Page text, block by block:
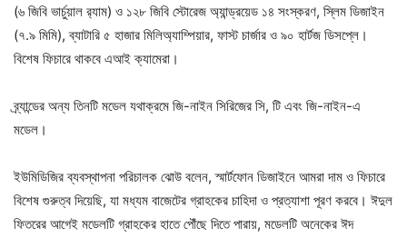
(৬ জিবি ভার্চুয়াল র‌্যাম) ও ১২৮ জিবি স্টোরেজ অ্যান্ড্রয়েড ১৪ সংস্করণ, স্লিম ডিজাইন
(৭.৯ মিমি), ব্যাটারি ৫ হাজার মিলিঅ্যাম্পিয়ার, ফাস্ট চার্জার ও ৯০ হার্টজ ডিসপ্লে।
বিশেষ ফিচারে থাকবে এআই ক্যামেরা।
ব্র্যান্ডের অন্য তিনটি মডেল যথাক্রমে জি-নাইন সিরিজের সি, টি এবং জি-নাইন-এ
মডেল।
ইউমিডিজির ব্যবস্থাপনা পরিচালক ঝোউ বলেন, স্মার্টফোন ডিজাইনে আমরা দাম ও ফিচারে
বিশেষ গুরুত্ব দিয়েছি, যা মধ্যম বাজেটের গ্রাহকের চাহিদা ও প্রত্যাশা পূরণ করবে। ঈদুল
ফিতরের আগেই মডেলটি গ্রাহকের হাতে পৌঁছে দিতে পারায়, মডেলটি অনেকের ঈদ